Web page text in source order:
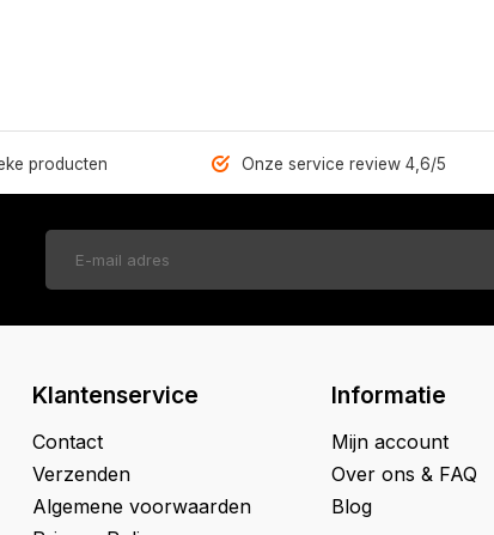
producten Onze service review 4,6/5
Klantenservice
Contact
Verzenden
Algemene voorwaarden
Informatie
Mijn account
Over ons & FAQ
Blog